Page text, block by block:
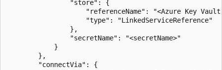
                "store": {
"referenceName": "<Azure Key
                    "type": "LinkedServiceReference"
                },
                "secretName": "<secretName>"
            }
        },
        "connectVia": {